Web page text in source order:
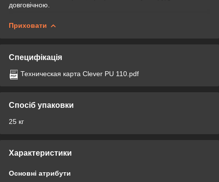
довговічною.
Приховати
Специфікація
Техническая карта Clever PU 110.pdf
Спосіб упаковки
25 кг
Характеристики
Основні атрибути